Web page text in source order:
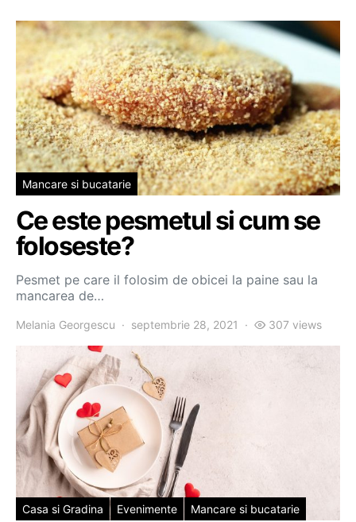
Mancare si bucatarie
Ce este pesmetul si cum se
foloseste?
Pesmet pe care il folosim de obicei la paine sau la
mancarea de…
Melania Georgescu septembrie 28, 2021 307 views
Casa si Gradina Evenimente Mancare si bucatarie